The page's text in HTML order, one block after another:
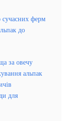
сучасних ферм
до
за овечу
альпак
для